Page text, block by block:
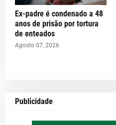
Ex-padre é condenado a 48
anos de prisão por tortura
de enteados
Agosto 07, 2026
Publicidade